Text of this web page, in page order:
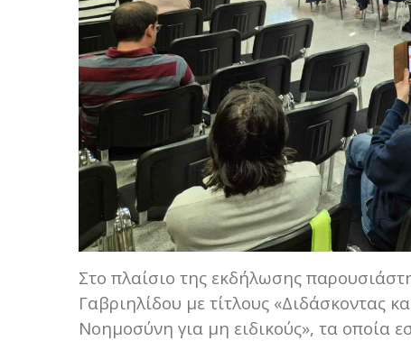
Στο πλαίσιο της εκδήλωσης
Γαβριηλίδου με τίτλους «Διδάσκοντας
Νοημοσύνη για μη ειδικούς», τα οποία